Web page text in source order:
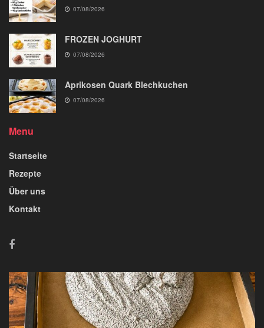
07/08/2026
FROZEN JOGHURT
07/08/2026
Aprikosen Quark Blechkuchen
07/08/2026
Menu
Startseite
Rezepte
Über uns
Kontakt